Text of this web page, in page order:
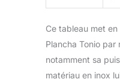
Ce tableau met
Plancha Tonio par
notamment sa
matériau en inox